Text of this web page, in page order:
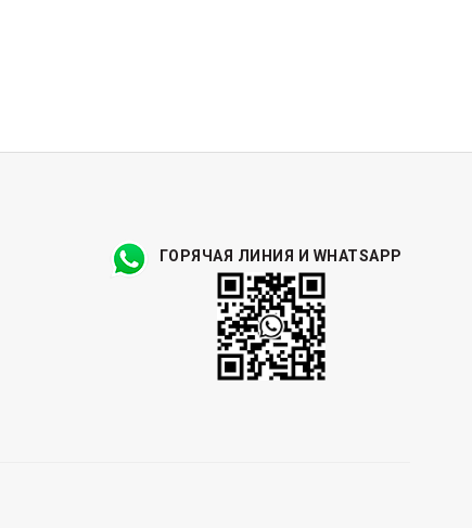
ГОРЯЧАЯ ЛИНИЯ И WHATSAPP